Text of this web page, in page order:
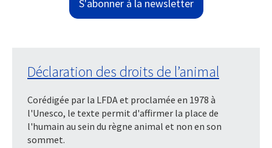
S'abonner à la newsletter
Déclaration des droits de l’animal
Corédigée par la LFDA et proclamée en 1978 à
l'Unesco, le texte permit d'affirmer la place de
l'humain au sein du règne animal et non en son
sommet.